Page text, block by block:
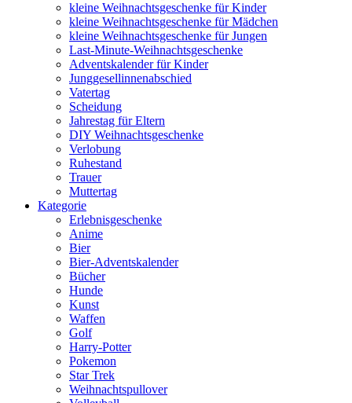
kleine Weihnachtsgeschenke für Kinder
kleine Weihnachtsgeschenke für Mädchen
kleine Weihnachtsgeschenke für Jungen
Last-Minute-Weihnachtsgeschenke
Adventskalender für Kinder
Junggesellinnenabschied
Vatertag
Scheidung
Jahrestag für Eltern
DIY Weihnachtsgeschenke
Verlobung
Ruhestand
Trauer
Muttertag
Kategorie
Erlebnisgeschenke
Anime
Bier
Bier-Adventskalender
Bücher
Hunde
Kunst
Waffen
Golf
Harry-Potter
Pokemon
Star Trek
Weihnachtspullover